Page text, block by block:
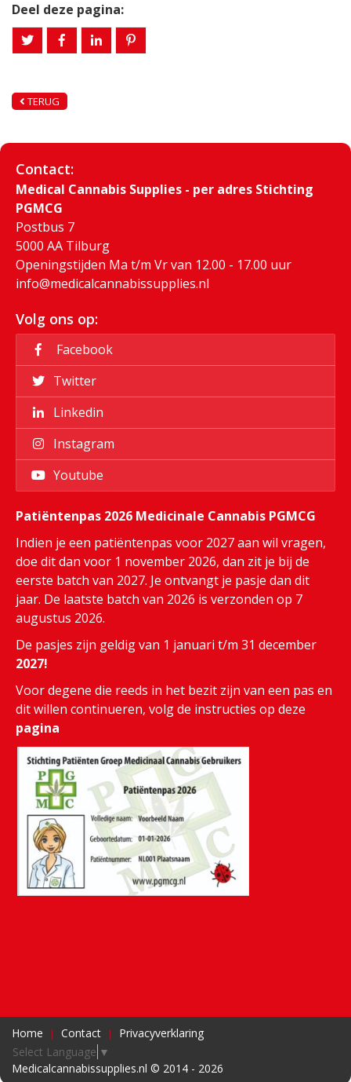
Deel deze pagina:
TERUG
Contact:
Medical Cannabis Supplies - per adres Stichting
PGMCG
Postbus 7
5000 AA Tilburg
Openingstijden Ma t/m Vr van 12.00 - 17.00 uur
info@medicalcannabissupplies.nl
Volg ons op:
Facebook
Twitter
Linkedin
Instagram
Youtube
Patiëntenpas 2026 Medicinale Cannabis PGMCG
Indien je een patiëntenpas voor 2027 aan wil vragen,
doe dit dan voor 1 november 2026, dan zit je bij de
eerste batch van 2027. Je ontvangt je pasje dan dit
jaar. De laatste batch van 2026 is verzonden op 7
augustus 2026.
De pasjes zijn geldig van 1 januari t/m 31 december
2027!
Voor degene die reeds in het bezit zijn van een pas en
dit willen continueren, volg de instructies op deze
pagina
Home Contact
Privacyverklaring
Select Language ▼
Medicalcannabissupplies.nl © 2014 - 2026